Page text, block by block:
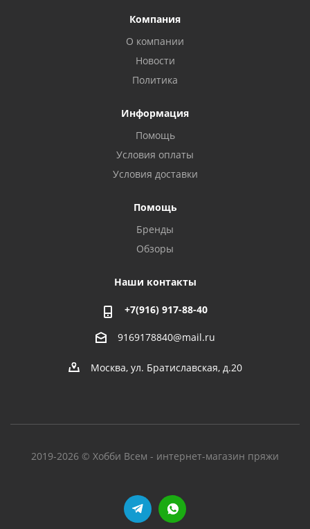
Компания
О компании
Новости
Политика
Информация
Помощь
Условия оплаты
Условия доставки
Помощь
Бренды
Обзоры
Наши контакты
+7(916) 917-88-40
9169178840@mail.ru
Москва, ул. Братиславская, д.20
2019-2026 © Хобби Всем - интернет-магазин пряжи